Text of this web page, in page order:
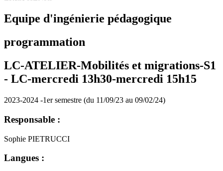
Equipe d'ingénierie pédagogique
programmation
LC-ATELIER-Mobilités et migrations-S1
- LC-mercredi 13h30-mercredi 15h15
2023-2024 -1er semestre (du 11/09/23 au 09/02/24)
Responsable :
Sophie PIETRUCCI
Langues :